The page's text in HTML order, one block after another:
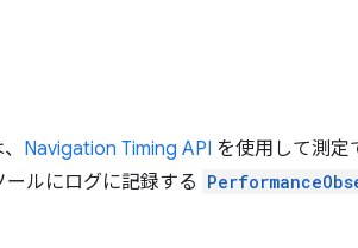
Navigation Timing API を使用して測定
ルにログに記録する